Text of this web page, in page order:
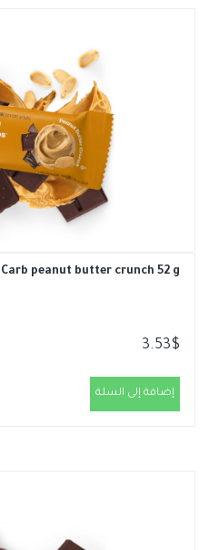
peanut butter crunch 52 g
3.53$
إضافة إلى السلة